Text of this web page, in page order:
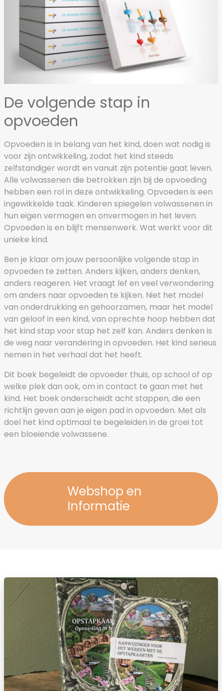
De volgende stap in
opvoeden
Opvoeden is in belang van het kind, doen wat nodig is
voor zijn ontwikkeling, zodat het kind steeds
zelfstandiger wordt en vanuit zijn potentie gaat leven.
Alle volwassenen die betrokken zijn bij de opvoeding
hebben een rol in deze ontwikkeling. Opvoeden is een
ingewikkelde taak. Kinderen spiegelen volwassenen in
hun eigen vermogen en onvermogen in het leven.
Opvoeden is en blijft mensenwerk. Wat werkt voor dit
unieke kind.
Ben je klaar om jouw persoonlijke volgende stap in
opvoeden te zetten. Anders kijken, anders denken,
anders reageren. Het vraagt lef en veel verwondering
om anders naar opvoeden te kijken. Niet het model
van onderdrukking en gehoorzamen, maar het model
van geloof in een kind, van oprechte hoop hebben dat
het kind stap voor stap het zelf kan. Anders denken is
de weg naar verandering in opvoeden. Het kind serieus
nemen in het verhaal dat het heeft.
Dit boek begeleidt de opvoeder thuis, op school of op
welke plek dan ook, om in contact te gaan met het
kind. Het boek onderscheidt acht stappen, die een
richtlijn geven aan je eigen pad in opvoeden. Met als
doel het kind optimaal te begeleiden in de groei tot
een bloeiende volwassene.
Webshop en
Informatie